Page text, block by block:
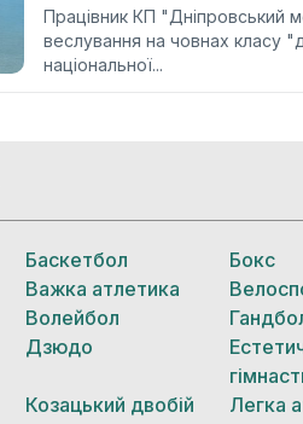
Працівник КП "Дніпровський
веслування на човнах класу
національної...
Баскетбол
Бокс
Важка атлетика
Волейбол
Дзюдо
Козацький двобій
Легка